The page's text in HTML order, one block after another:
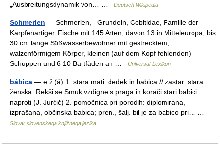
„Ausbreitungsdynamik von… …
Deutsch Wikipedia
Schmerlen — Schmerlen, Grundeln, Cobitidae, Familie der
Karpfenartigen Fische mit 145 Arten, davon 13 in Mitteleuropa; bis
30 cm lange Süßwasserbewohner mit gestrecktem,
walzenförmigem Körper, kleinen (auf dem Kopf fehlenden)
Schuppen und 6 10 Bartfäden an …
Universal-Lexikon
bábica — e ž (á) 1. stara mati: dedek in babica // zastar. stara
ženska: Rekši se Smuk vzdigne s praga in korači stari babici
naproti (J. Jurčič) 2. pomočnica pri porodih: diplomirana,
izprašana, občinska babica; pren., šalj. bil je za babico pri… …
Slovar slovenskega knjižnega jezika